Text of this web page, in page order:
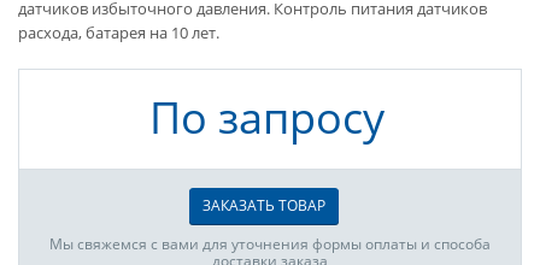
датчиков избыточного давления. Контроль питания датчиков
расхода, батарея на 10 лет.
По запросу
ЗАКАЗАТЬ ТОВАР
Мы свяжемся с вами для уточнения формы оплаты и способа
доставки заказа